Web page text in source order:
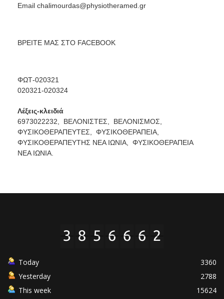
Email chalimourdas@physiotheramed.gr
ΒΡΕΙΤΕ ΜΑΣ ΣΤΟ FACEBOOK
ΦΩΤ-020321
020321-020324
Λέξεις-κλειδιά
6973022232,
ΒΕΛΟΝΙΣΤΕΣ,
ΒΕΛΟΝΙΣΜΟΣ,
ΦΥΣΙΚΟΘΕΡΑΠΕΥΤΕΣ, ΦΥΣΙΚΟΘΕΡΑΠΕΙΑ,
ΦΥΣΙΚΟΘΕΡΑΠΕΥΤΗΣ ΝΕΑ ΙΩΝΙΑ, ΦΥΣΙΚΟΘΕΡΑΠΕΙΑ
ΝΕΑ ΙΩΝΙΑ.
Today
3360
Yesterday
2788
This week
15624